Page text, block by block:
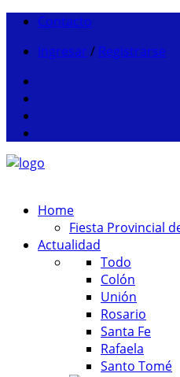
Contacto
Ingresar / Registrarse
Home
Fiesta Provincial
Actualidad
Todo
Colón
Unión
Rosario
Santa Fe
Rafaela
Santo Tomé